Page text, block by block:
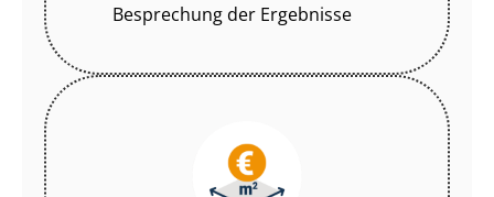
Besprechung der Ergebnisse